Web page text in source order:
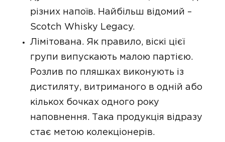
різних напоїв. Найбільш відомий –
Scotch Whisky Legacy.
Лімітована. Як правило, віскі цієї
групи випускають малою партією.
Розлив по пляшках виконують із
дистиляту, витриманого в одній або
кількох бочках одного року
наповнення. Така продукція відразу
стає метою колекціонерів.